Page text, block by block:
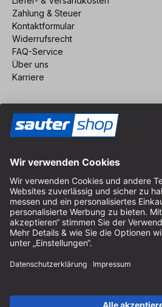
Zahlung & Steuer
Kontaktformular
Widerrufsrecht
FAQ-Service
Über uns
Karriere
Impressum
AGB
Datenschutz
Cookie-Einstellungen
© 2026 sauter GmbH
* kostenloser Versand ab 150 Euro